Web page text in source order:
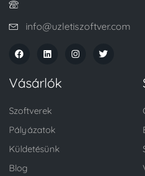
info@uzletiszoftver.com
Vásárlók
Szoftverek
Pályázatok
Küldetésünk
Blog